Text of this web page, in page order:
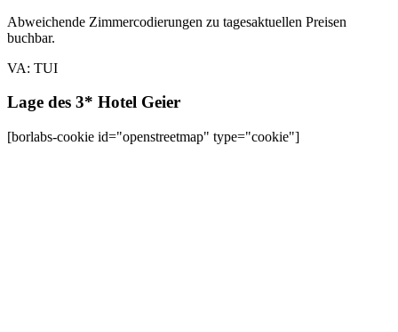
Abweichende Zimmercodierungen zu tagesaktuellen Preisen
buchbar.
VA: TUI
Lage des 3* Hotel Geier
[borlabs-cookie id="openstreetmap" type="cookie"]